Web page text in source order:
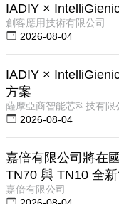
IADIY ×
創客應用技術有限公司
2026-08-04
IADIY ×
方案
薩摩亞商智能芯科技有限
2026-08-04
嘉倍有限公司將在
TN70 與 TN10 全
嘉倍有限公司